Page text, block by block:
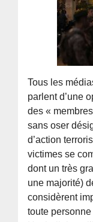
Tous les
parlent d’une
des «
sans oser
d’action
victimes se
dont un très
une majorité)
considèrent
toute